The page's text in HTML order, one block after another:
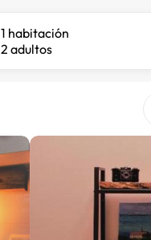
1 habitación
2 adultos